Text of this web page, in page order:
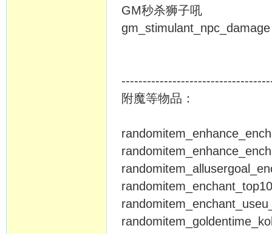
GM秒杀狮子吼
gm_stimulant_npc_damage
附魔等物品：